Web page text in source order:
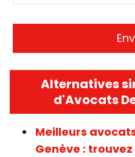
Alternatives
d'Avocats
Meilleurs
Genève :